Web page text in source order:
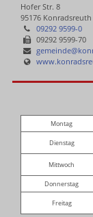
Hofer Str. 8
95176 Konradsreuth
09292 9599-0
09292 9599-70
Montag
Dienstag
Mittwoch
Donnerstag
Freitag